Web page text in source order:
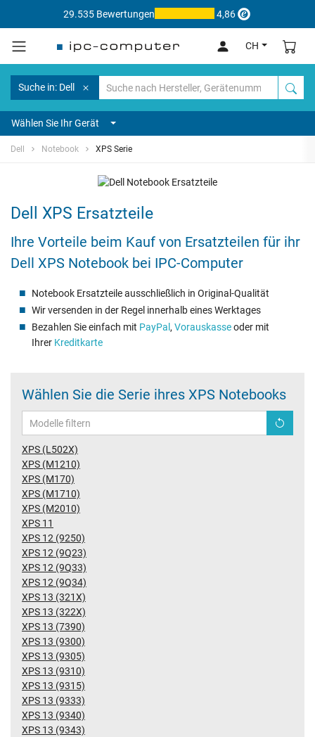
29.535 Bewertungen 4,86
CH
Suche in: Dell
Wählen Sie Ihr Gerät
Dell Notebook XPS Serie
Dell XPS Ersatzteile
Ihre Vorteile beim Kauf von Ersatzteilen für ihr
Dell XPS Notebook bei IPC-Computer
Notebook Ersatzteile ausschließlich in Original-Qualität
Wir versenden in der Regel innerhalb eines Werktages
Bezahlen Sie einfach mit PayPal , Vorauskasseoder mit
Ihrer Kreditkarte
Wählen Sie die Serie ihres XPS Notebooks
XPS (L502X)
XPS (M1210)
XPS (M170)
XPS (M1710)
XPS (M2010)
XPS 11
XPS 12 (9250)
XPS 12 (9Q23)
XPS 12 (9Q33)
XPS 12 (9Q34)
XPS 13 (321X)
XPS 13 (322X)
XPS 13 (7390)
XPS 13 (9300)
XPS 13 (9305)
XPS 13 (9310)
XPS 13 (9315)
XPS 13 (9333)
XPS 13 (9340)
XPS 13 (9343)